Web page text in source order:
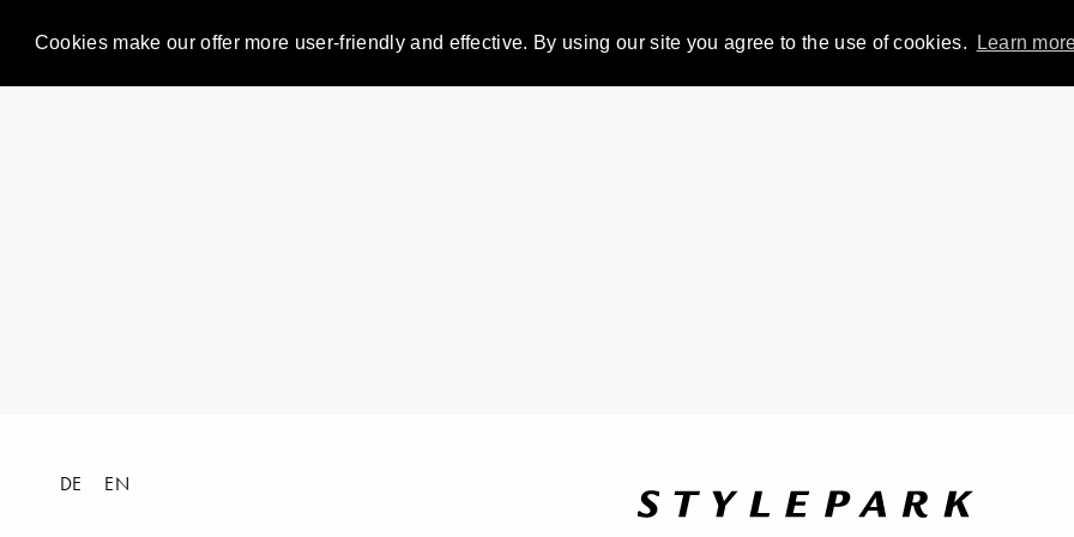
Cookies make our offer more user-friendly and effective. By using our site you agree to the use of cookies. Learn
DE EN